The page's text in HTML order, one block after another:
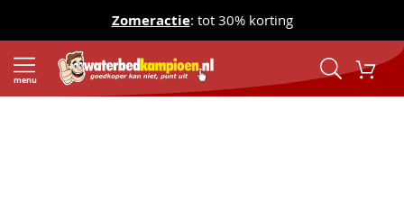
Zomeractie: tot 30% korting
menu